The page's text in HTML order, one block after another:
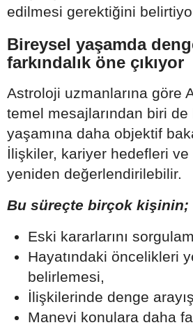
edilmesi gerektiğini
Bireysel yaşamda
farkındalık öne çıkıyor
Astroloji uzmanlarına göre
temel mesajlarından biri
yaşamına daha objektif
İlişkiler, kariyer hedefleri
yeniden değerlendirilebilir.
Bu süreçte birçok kişinin;
Eski kararlarını
Hayatındaki öncelikleri
belirlemesi,
İlişkilerinde denge
Manevi konulara daha